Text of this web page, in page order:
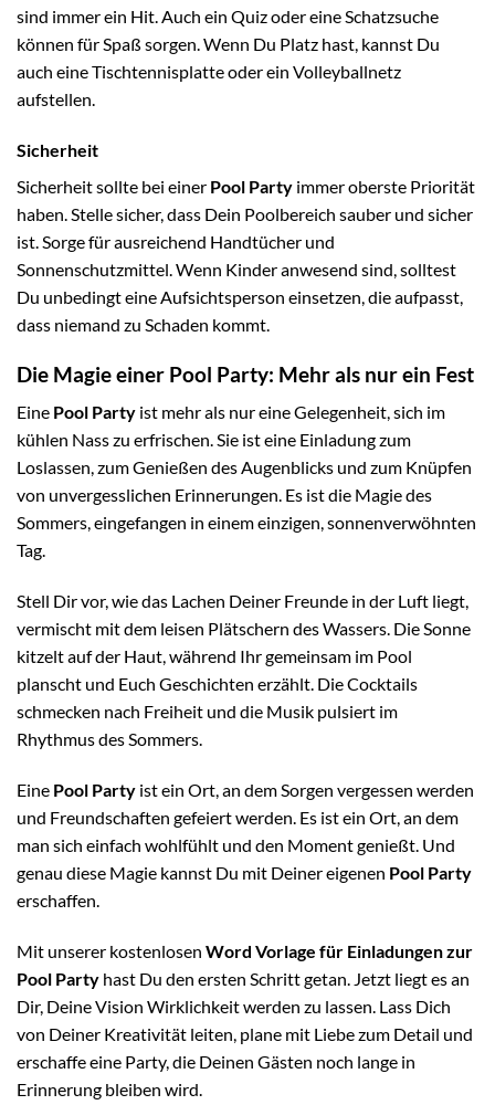
sind immer ein Hit. Auch ein Quiz oder eine Schatzsuche
können für Spaß sorgen. Wenn Du Platz hast, kannst Du
auch eine Tischtennisplatte oder ein Volleyballnetz
aufstellen.
Sicherheit
Sicherheit sollte bei einer Pool Party immer oberste Priorität
haben. Stelle sicher, dass Dein Poolbereich sauber und sicher
ist. Sorge für ausreichend Handtücher und
Sonnenschutzmittel. Wenn Kinder anwesend sind, solltest
Du unbedingt eine Aufsichtsperson einsetzen, die aufpasst,
dass niemand zu Schaden kommt.
Die Magie einer Pool Party: Mehr als nur ein Fest
Eine Pool Party ist mehr als nur eine Gelegenheit, sich im
kühlen Nass zu erfrischen. Sie ist eine Einladung zum
Loslassen, zum Genießen des Augenblicks und zum Knüpfen
von unvergesslichen Erinnerungen. Es ist die Magie des
Sommers, eingefangen in einem einzigen, sonnenverwöhnten
Tag.
Stell Dir vor, wie das Lachen Deiner Freunde in der Luft liegt,
vermischt mit dem leisen Plätschern des Wassers. Die Sonne
kitzelt auf der Haut, während Ihr gemeinsam im Pool
planscht und Euch Geschichten erzählt. Die Cocktails
schmecken nach Freiheit und die Musik pulsiert im
Rhythmus des Sommers.
Eine Pool Party ist ein Ort, an dem Sorgen vergessen werden
und Freundschaften gefeiert werden. Es ist ein Ort, an dem
man sich einfach wohlfühlt und den Moment genießt. Und
genau diese Magie kannst Du mit Deiner eigenen Pool Party
erschaffen.
Mit unserer kostenlosen Word Vorlage für Einladungen zur
Pool Party hast Du den ersten Schritt getan. Jetzt liegt es an
Dir, Deine Vision Wirklichkeit werden zu lassen. Lass Dich
von Deiner Kreativität leiten, plane mit Liebe zum Detail und
erschaffe eine Party, die Deinen Gästen noch lange in
Erinnerung bleiben wird.